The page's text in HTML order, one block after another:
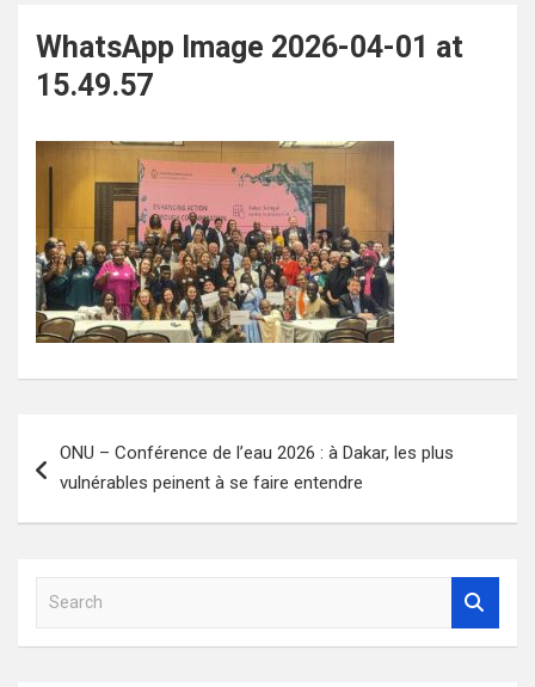
WhatsApp Image 2026-04-01 at
15.49.57
de
ONU – Conférence de l’eau 2026 : à Dakar, les plus
vulnérables peinent à se faire entendre
a